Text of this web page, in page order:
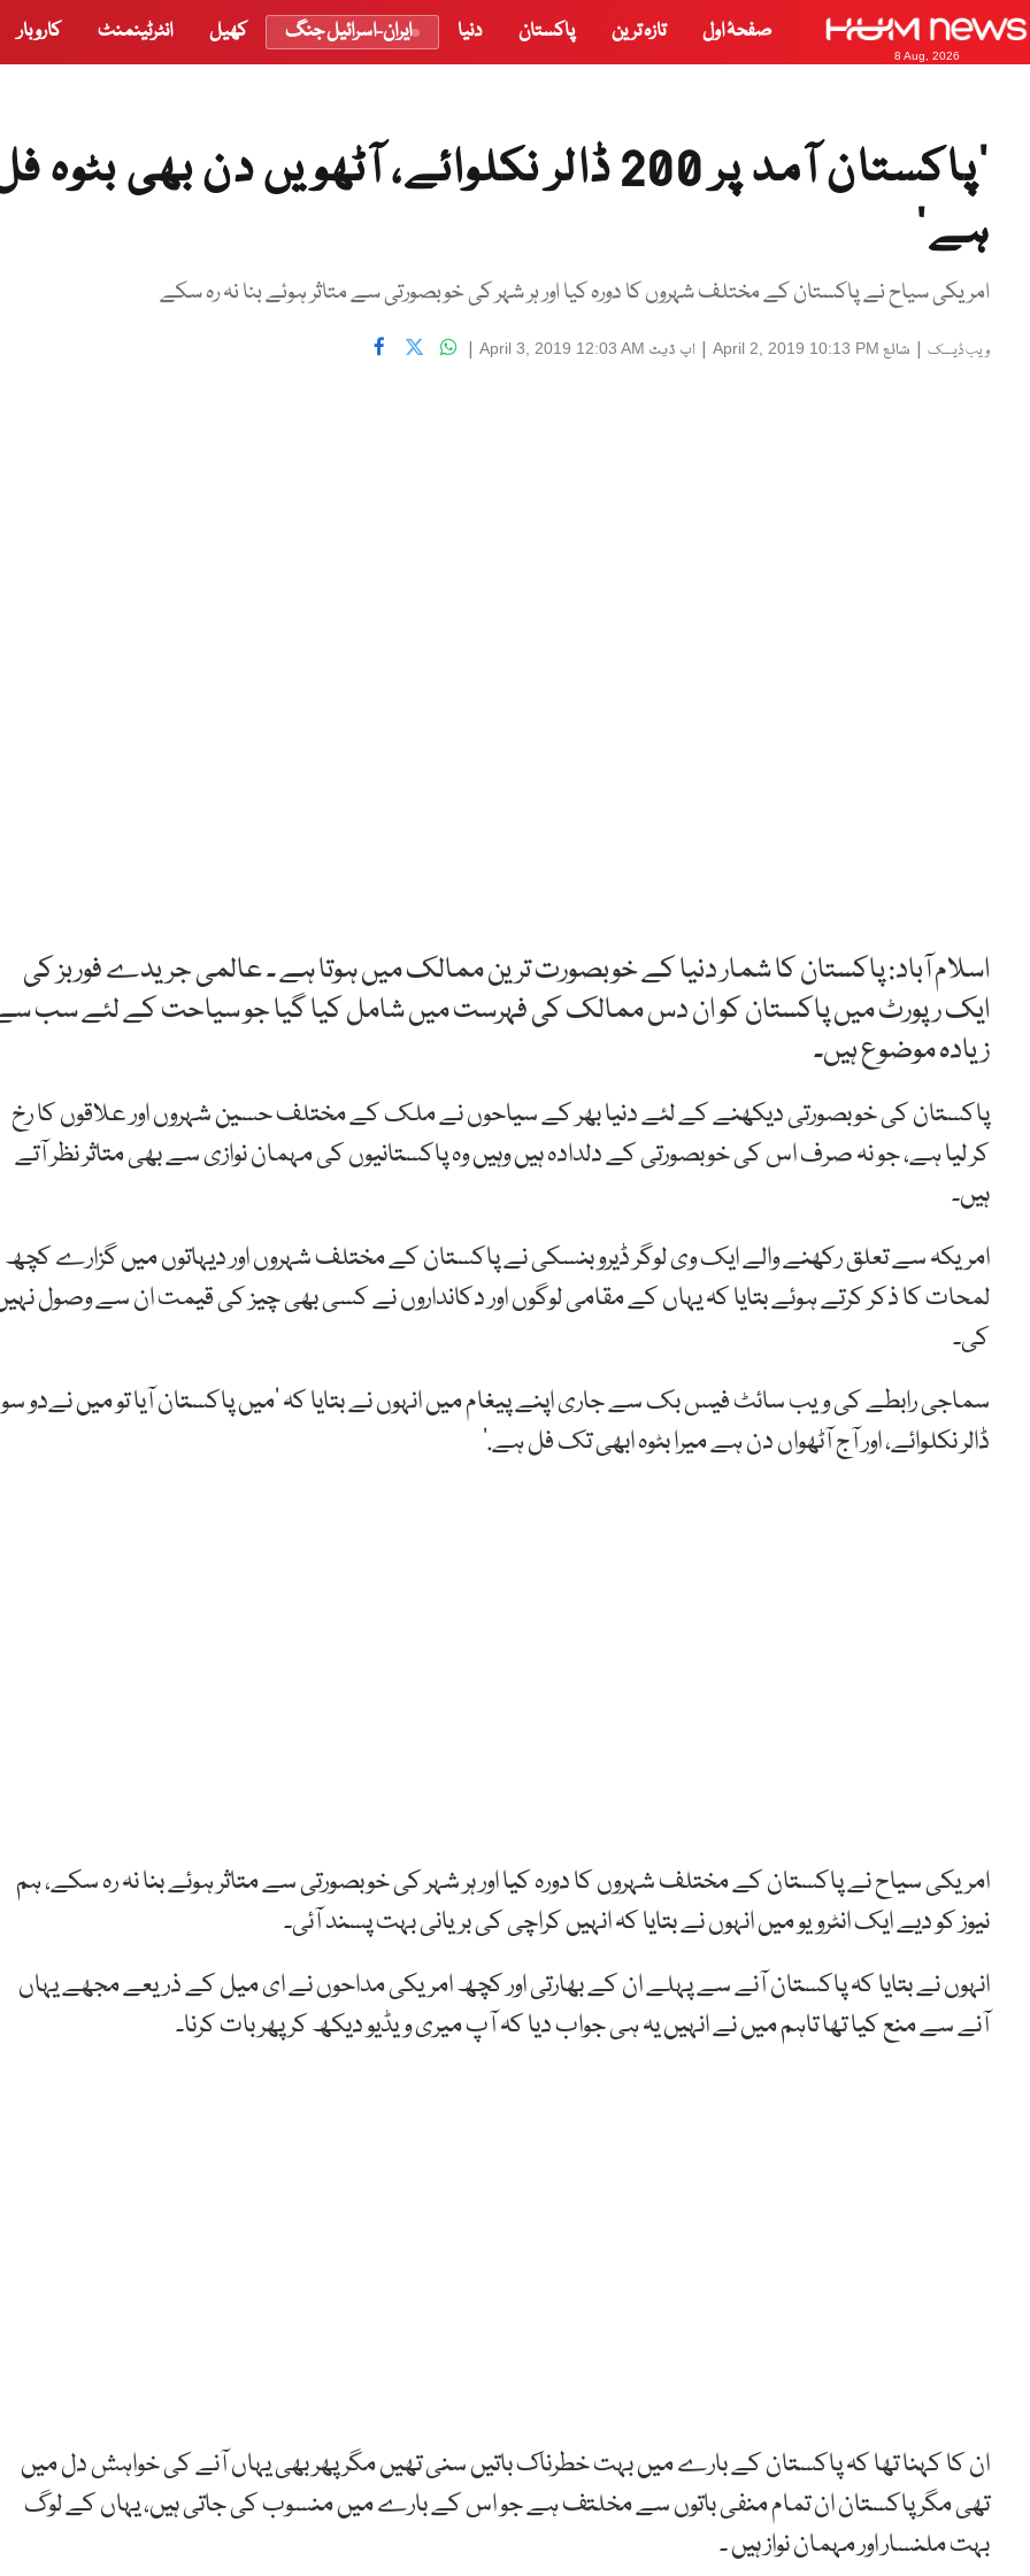
8 Aug, 2026
صفحۂ اول تازہ ترین پاکستان دنیا ایران-اسرائیل جنگ کھیل انٹرٹینمنٹ کاروبار
’پاکستان آمد پر 200 ڈالر نکلوائے، آٹھویں دن بھی بٹوہ
ہے‘
امریکی سیاح نے پاکستان کے مختلف شہروں کا دورہ کیا اور ہر شہر کی خوبصورتی سے متاثر ہوئے بنا نہ رہ سکے
ویب ڈیسک | شائع April 2, 2019 10:13 PM
| اپ ڈیٹ April 3, 2019 12:03 AM
|
اسلام آباد: پاکستان کا شمار دنیا کے خوبصورت ترین ممالک میں ہوتا ہے ۔ عالمی جریدے فوربز کی
ایک رپورٹ میں پاکستان کو ان دس ممالک کی فہرست میں شامل کیا گیا جو سیاحت کے لئے سب
زیادہ موضوع ہیں۔
پاکستان کی خوبصورتی دیکھنے کے لئے دنیا بھر کے سیاحوں نے ملک کے مختلف حسین شہروں اور علاقوں کا رخ
کر لیا ہے، جو نہ صرف اس کی خوبصورتی کے دلدادہ ہیں وہیں وہ پاکستانیوں کی مہمان نوازی سے بھی متاثر نظر آتے
ہیں۔
امریکہ سے تعلق رکھنے والے ایک وی لوگر ڈیرو بنسکی نے پاکستان کے مختلف شہروں اور دیہاتوں میں گزارے کچھ
لمحات کا ذکر کرتے ہوئے بتایا کہ یہاں کے مقامی لوگوں اور دکانداروں نے کسی بھی چیز کی قیمت ان سے وصول
کی۔
سماجی رابطے کی ویب سائٹ فیس بک سے جاری اپنے پیغام میں انہوں نے بتایا کہ ’میں پاکستان آیا تو میں نےدو سو
ڈالر نکلوائے، اور آج آٹھواں دن ہے میرا بٹوہ ابھی تک فل ہے.‘
امریکی سیاح نے پاکستان کے مختلف شہروں کا دورہ کیا اور ہر شہر کی خوبصورتی سے متاثر ہوئے بنا نہ رہ سکے، ہم
نیوز کو دیے ایک انٹرویو میں انہوں نے بتایا کہ انہیں کراچی کی بریانی بہت پسند آئی۔
انہوں نے بتایا کہ پاکستان آنے سے پہلے ان کے بھارتی اور کچھ امریکی مداحوں نے ای میل کے ذریعے مجھے یہاں
آنے سے منع کیا تھا تاہم میں نے انہیں یہ ہی جواب دیا کہ آپ میری ویڈیو دیکھ کر پھر بات کرنا۔
ان کا کہنا تھا کہ پاکستان کے بارے میں بہت خطرناک باتیں سنی تھیں مگر پھر بھی یہاں آنے کی خواہش دل میں
تھی مگر پاکستان ان تمام منفی باتوں سے مخلتف ہے جو اس کے بارے میں منسوب کی جاتی ہیں، یہاں کے لوگ
بہت ملنسار اور مہمان نواز ہیں ۔